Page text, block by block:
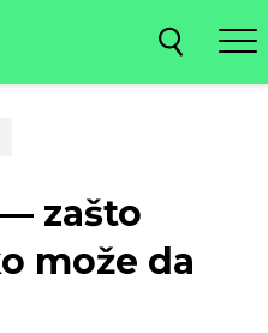
zašto
može da